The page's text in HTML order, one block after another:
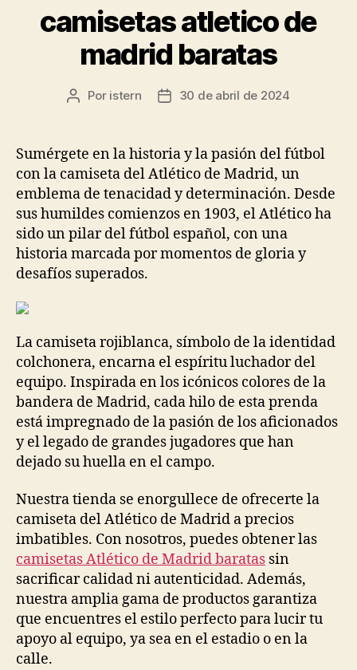
camisetas atletico de
madrid baratas
Autor
entrada
Por istern
Fecha
entrada
30 de abril de 2024
Sumérgete en la historia y la pasión del fútbol
con la camiseta del Atlético de Madrid, un
emblema de tenacidad y determinación. Desde
sus humildes comienzos en 1903, el Atlético ha
sido un pilar del fútbol español, con una
historia marcada por momentos de gloria y
desafíos superados.
La camiseta rojiblanca, símbolo de la identidad
colchonera, encarna el espíritu luchador del
equipo. Inspirada en los icónicos colores de la
bandera de Madrid, cada hilo de esta prenda
está impregnado de la pasión de los aficionados
y el legado de grandes jugadores que han
dejado su huella en el campo.
Nuestra tienda se enorgullece de ofrecerte la
camiseta del Atlético de Madrid a precios
imbatibles. Con nosotros, puedes obtener las
camisetas Atlético de Madrid baratas sin
sacrificar calidad ni autenticidad. Además,
nuestra amplia gama de productos garantiza
que encuentres el estilo perfecto para lucir tu
apoyo al equipo, ya sea en el estadio o en la
calle.